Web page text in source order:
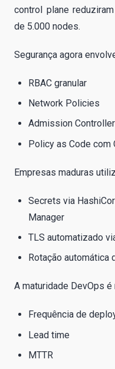
control plane
de 5.000 nodes.
Segurança agora
RBAC granular
Network Policies
Admission
Policy as Code com
Empresas maduras
Secrets via
Manager
TLS automatizado
Rotação automática
A maturidade DevOps é
Frequência de
Lead time
MTTR